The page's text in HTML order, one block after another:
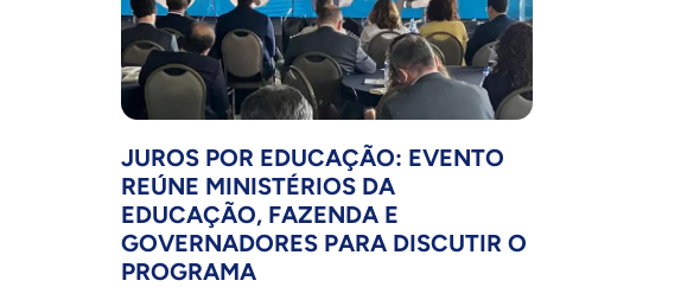
JUROS POR EDUCAÇÃO: EVENTO
REÚNE MINISTÉRIOS DA
EDUCAÇÃO, FAZENDA E
GOVERNADORES PARA DISCUTIR O
PROGRAMA